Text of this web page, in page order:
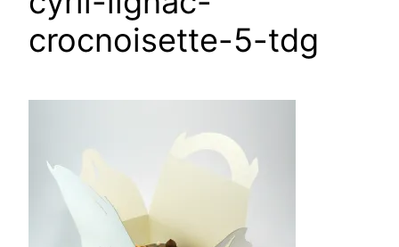
crocnoisette-5-tdg